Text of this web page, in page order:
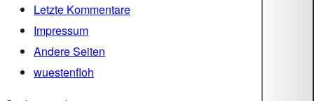
Letzte Kommentare
Impressum
Andere Seiten
wuestenfloh